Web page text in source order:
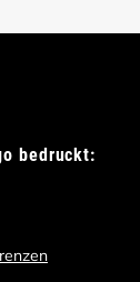
bedruckt: